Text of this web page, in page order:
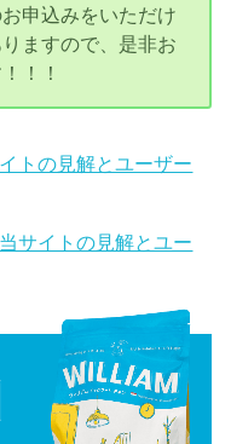
申込みをいただけ
ますので、是非お
！！
トの見解とユーザー
サイトの見解とユー